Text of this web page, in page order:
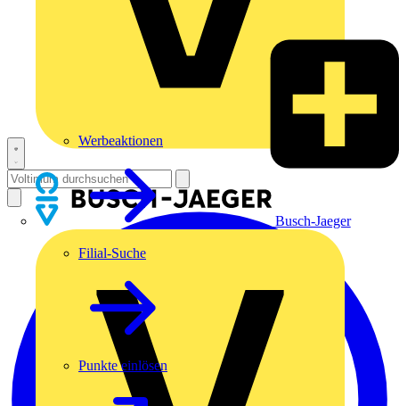
Busch-Jaeger
Werbeaktionen
Filial-Suche
Punkte einlösen